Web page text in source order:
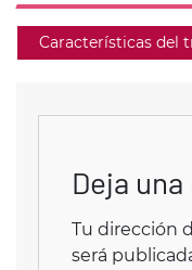
Características del
Deja
Tu dirección
será